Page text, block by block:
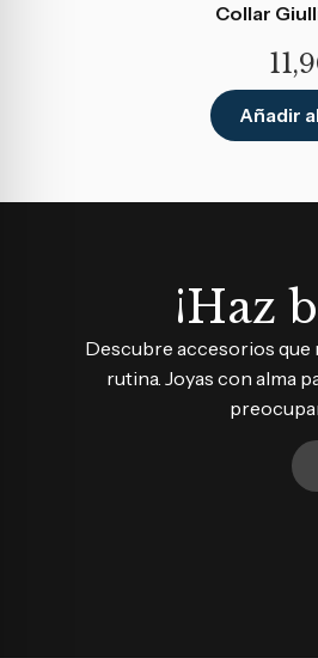
Collar
Añadir
¡Haz
Descubre accesorios que
rutina. Joyas con alma